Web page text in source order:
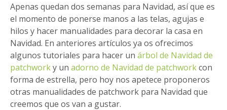
Apenas quedan dos semanas para Navidad, así que es
el momento de ponerse manos a las telas, agujas e
hilos y hacer manualidades para decorar la casa en
Navidad. En anteriores artículos ya os ofrecimos
algunos tutoriales para hacer un árbol de Navidad de
patchworky un adorno de Navidad de patchworkcon
forma de estrella, pero hoy nos apetece proponeros
otras manualidades de patchwork para Navidad que
creemos que os van a gustar.